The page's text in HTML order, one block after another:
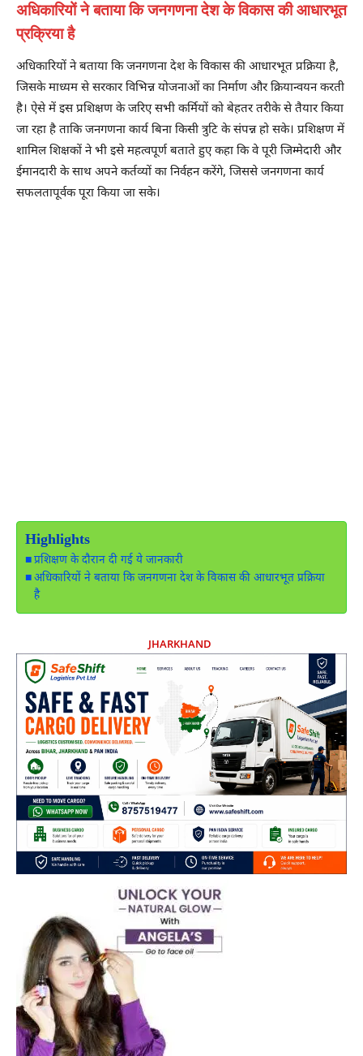
अधिकारियों ने बताया कि जनगणना देश के विकास की आधारभूत
प्रक्रिया है
अधिकारियों ने बताया कि जनगणना देश के विकास की आधारभूत प्रक्रिया है,
जिसके माध्यम से सरकार विभिन्न योजनाओं का निर्माण और क्रियान्वयन करती
है। ऐसे में इस प्रशिक्षण के जरिए सभी कर्मियों को बेहतर तरीके से तैयार किया
जा रहा है ताकि जनगणना कार्य बिना किसी त्रुटि के संपन्न हो सके। प्रशिक्षण में
शामिल शिक्षकों ने भी इसे महत्वपूर्ण बताते हुए कहा कि वे पूरी जिम्मेदारी और
ईमानदारी के साथ अपने कर्तव्यों का निर्वहन करेंगे, जिससे जनगणना कार्य
सफलतापूर्वक पूरा किया जा सके।
Highlights
प्रशिक्षण के दौरान दी गई ये जानकारी
अधिकारियों ने बताया कि जनगणना देश के विकास की आधारभूत प्रक्रिया
है
JHARKHAND